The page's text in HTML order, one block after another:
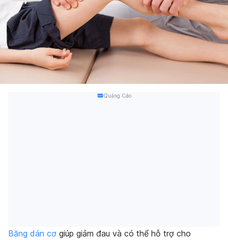
Quảng Cáo
Băng dán cơ giúp giảm đau và có thể hỗ trợ cho